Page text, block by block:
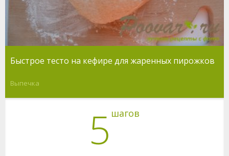
Быстрое тесто на кефире для жаренных пирожков
Выпечка
5 шагов